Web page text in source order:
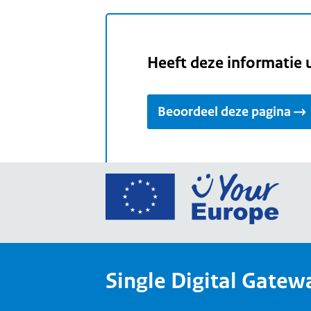
Heeft deze informatie
Beoordeel deze pagina
Ga
Your
Single Digital